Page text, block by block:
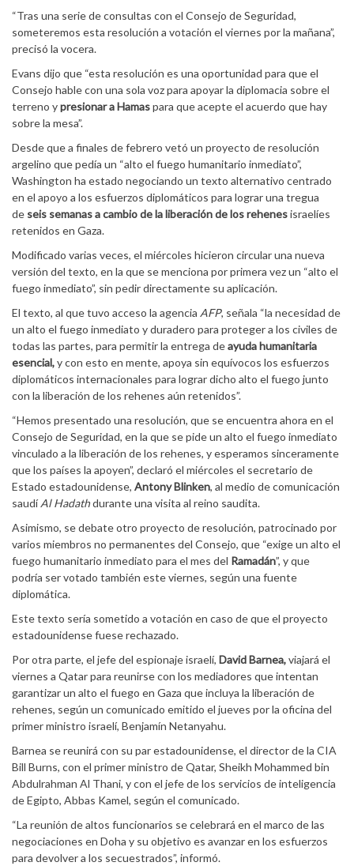
“Tras una serie de consultas con el Consejo de Seguridad,
someteremos esta resolución a votación el viernes por la mañana”,
precisó la vocera.
Evans dijo que “esta resolución es una oportunidad para que el
Consejo hable con una sola voz para apoyar la diplomacia sobre el
terreno ypresionar a Hamaspara que acepte el acuerdo que hay
sobre la mesa”.
Desde que a finales de febrero vetó un proyecto de resolución
argelino que pedía un “alto el fuego humanitario inmediato”,
Washington ha estado negociando un texto alternativo centrado
en el apoyo a los esfuerzos diplomáticos para lograr una tregua
de seis semanas a cambio de la liberación de los rehenesisraelíes
retenidos en Gaza.
Modificado varias veces, el miércoles hicieron circular una nueva
versión del texto, en la que se menciona por primera vez un “alto el
fuego inmediato”, sin pedir directamente su aplicación.
El texto, al que tuvo acceso la agencia AFP, señala “la necesidad de
un alto el fuego inmediato y duradero para proteger a los civiles de
todas las partes, para permitir la entrega deayuda humanitaria
esencial,y con esto en mente, apoya sin equívocos los esfuerzos
diplomáticos internacionales para lograr dicho alto el fuego junto
con la liberación de los rehenes aún retenidos”.
“Hemos presentado una resolución, que se encuentra ahora en el
Consejo de Seguridad, en la que se pide un alto el fuego inmediato
vinculado a la liberación de los rehenes, y esperamos sinceramente
que los países la apoyen”, declaró el miércoles el secretario de
Estado estadounidense, Antony Blinken, al medio de comunicación
saudíAl Hadathdurante una visita al reino saudita.
Asimismo, se debate otro proyecto de resolución, patrocinado por
varios miembros no permanentes del Consejo, que “exige un alto el
fuego humanitario inmediato para el mes del Ramadán”, y que
podría ser votado también este viernes, según una fuente
diplomática.
Este texto sería sometido a votación en caso de que el proyecto
estadounidense fuese rechazado.
Por otra parte, el jefe del espionaje israelí, David Barnea,viajará el
viernes a Qatar para reunirse con los mediadores que intentan
garantizar un alto el fuego en Gaza que incluya la liberación de
rehenes, según un comunicado emitido el jueves por la oficina del
primer ministro israelí, Benjamín Netanyahu.
Barnea se reunirá con su par estadounidense, el director de la CIA
Bill Burns, con el primer ministro de Qatar, Sheikh Mohammed bin
Abdulrahman Al Thani, y con el jefe de los servicios de inteligencia
de Egipto, Abbas Kamel, según el comunicado.
“La reunión de altos funcionarios se celebrará en el marco de las
negociaciones en Doha y su objetivo es avanzar en los esfuerzos
para devolver a los secuestrados”, informó.